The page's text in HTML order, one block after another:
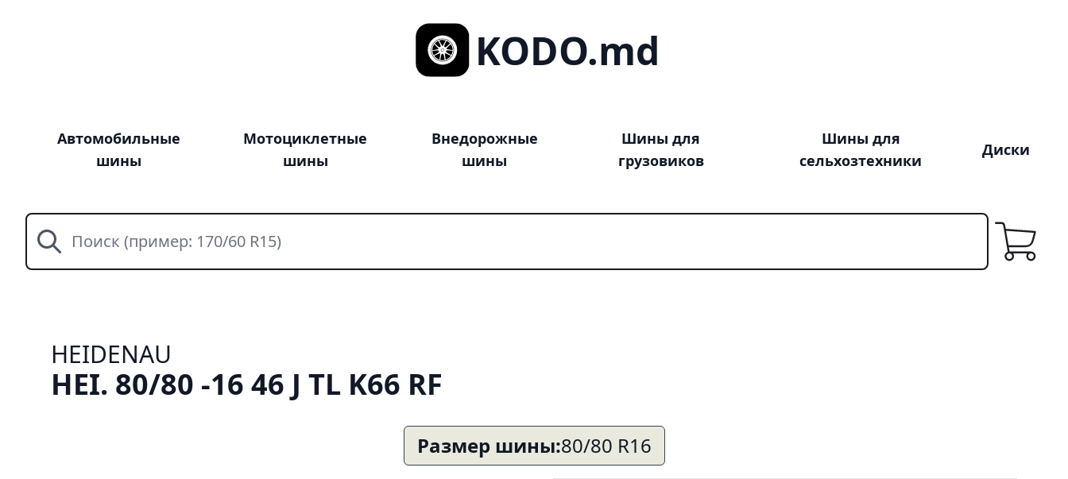
KODO.md
Автомобильные
шины
Мотоциклетные
шины
Внедорожные
шины
Шины для
грузовиков
Шины для
сельхозтехники
Диски
Поиск
Корзина
HEIDENAU
HEI. 80/80 -16 46 J TL K66 RF
Размер шины:80/80 R16